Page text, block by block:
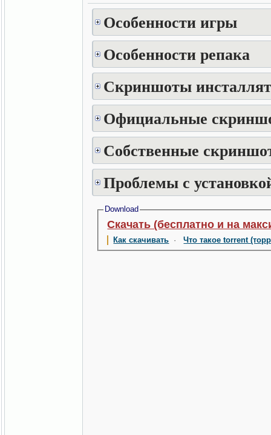
Особенности игры
Особенности репака
Скриншоты
Официальные
Собственные
Проблемы с
Download
Скачать (бесплатно и на
Как скачивать ·Что такое torrent